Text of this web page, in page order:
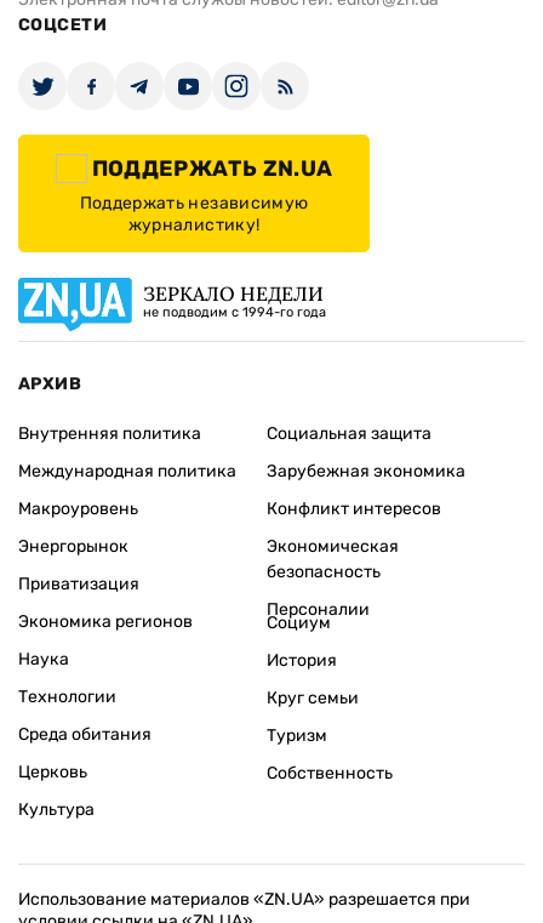
СОЦСЕТИ
ПОДДЕРЖАТЬ ZN.UA
Поддержать независимую
журналистику!
ЗЕРКАЛО НЕДЕЛИ
не подводим с 1994-го года
АРХИВ
Внутренняя политика
Международная политика
Макроуровень
Энергорынок
Приватизация
Экономика регионов
Социальная защита
Зарубежная экономика
Конфликт интересов
Экономическая
безопасность
Персоналии
Наука
Технологии
Среда обитания
Церковь
Культура
Социум
История
Круг семьи
Туризм
Собственность
Использование материалов «ZN.UA» разрешается при